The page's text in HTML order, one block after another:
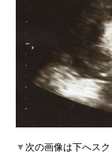
▼次の画像は下へス